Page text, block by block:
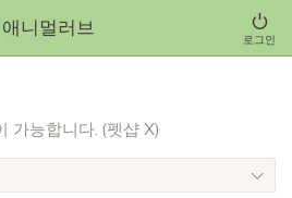
애니멀러브 로그인
가능합니다. (펫샵 X)